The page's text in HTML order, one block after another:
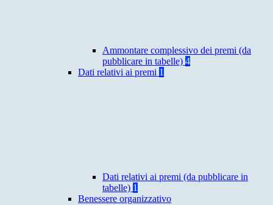
Ammontare complessivo dei premi (da
pubblicare in tabelle) 4
Dati relativi ai premi 1
Dati relativi ai premi (da pubblicare in
tabelle) 1
Benessere organizzativo